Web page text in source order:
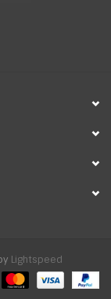
Lightspeed